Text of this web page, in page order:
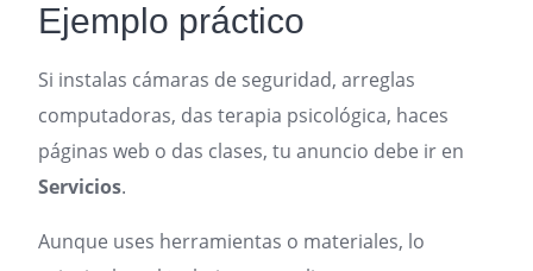
Ejemplo práctico
Si instalas cámaras de seguridad, arreglas
computadoras, das terapia psicológica, haces
páginas web o das clases, tu anuncio debe ir en
Servicios.
Aunque uses herramientas o materiales, lo